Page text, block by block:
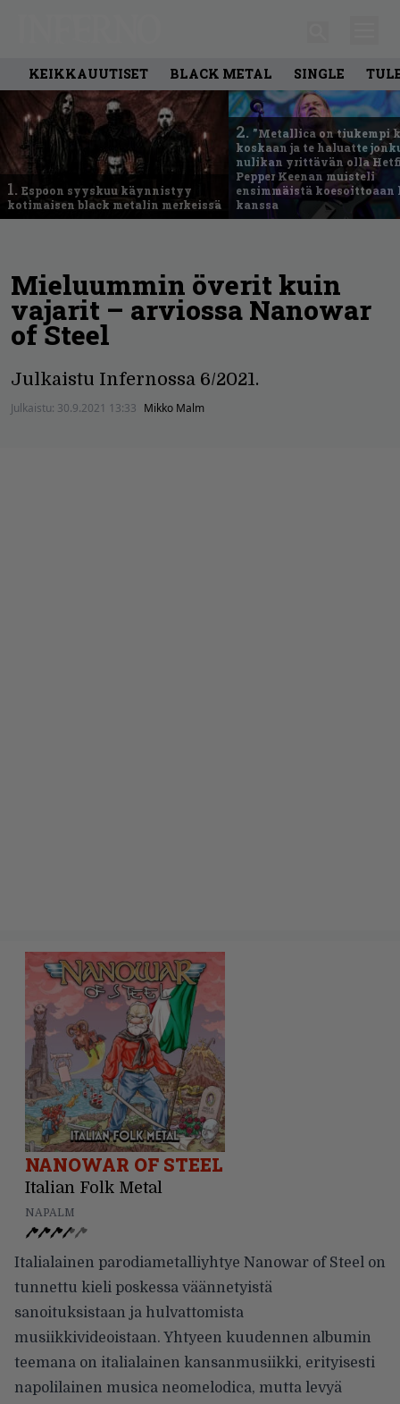
KEIKKAUUTISET BLACK METAL SINGLE
1. Espoon syyskuu käynnistyy
kotimaisen black metalin merkeissä
2. ”Metallica on tiukempi
koskaan ja te haluatte
nulikan yrittävän olla
Pepper Keenan muisteli
ensimmäistä
kanssa
Mieluummin överit kuin
vajarit – arviossa Nanowar
of Steel
Julkaistu Infernossa 6/2021.
Julkaistu: 30.9.2021 13:33 Mikko Malm
NANOWAR OF STEEL
Italian Folk Metal
NAPALM
Italialainen parodiametalliyhtye Nanowar of Steel on
tunnettu kieli poskessa väännetyistä
sanoituksistaan ja hulvattomista
musiikkivideoistaan. Yhtyeen kuudennen albumin
teemana on italialainen kansanmusiikki, erityisesti
napolilainen musica neomelodica, mutta levyä